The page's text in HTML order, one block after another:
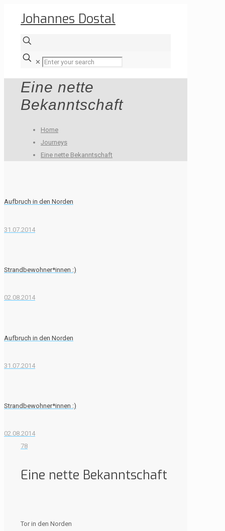
Johannes Dostal
✕
Eine nette
Bekanntschaft
Home
Journeys
Eine nette Bekanntschaft
Aufbruch in den Norden
31.07.2014
Strandbewohner*innen :)
02.08.2014
Aufbruch in den Norden
31.07.2014
Strandbewohner*innen :)
02.08.2014
78
Eine nette Bekanntschaft
Tor in den Norden